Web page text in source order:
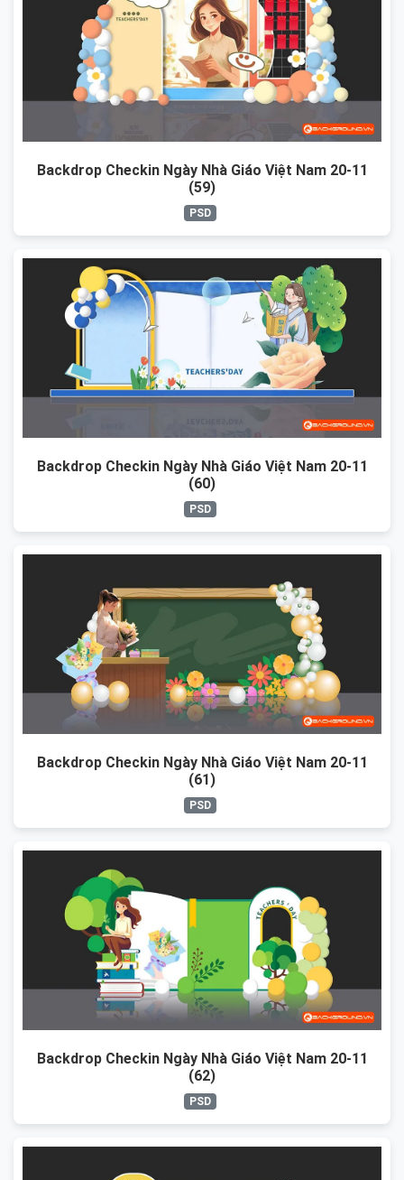
Backdrop Checkin Ngày Nhà Giáo Việt Nam 20-11
(59)
PSD
Backdrop Checkin Ngày Nhà Giáo Việt Nam 20-11
(60)
PSD
Backdrop Checkin Ngày Nhà Giáo Việt Nam 20-11
(61)
PSD
Backdrop Checkin Ngày Nhà Giáo Việt Nam 20-11
(62)
PSD